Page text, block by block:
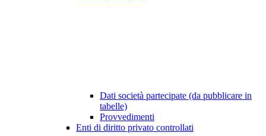
Dati società partecipate (da pubblicare in
tabelle)
Provvedimenti
Enti di diritto privato controllati